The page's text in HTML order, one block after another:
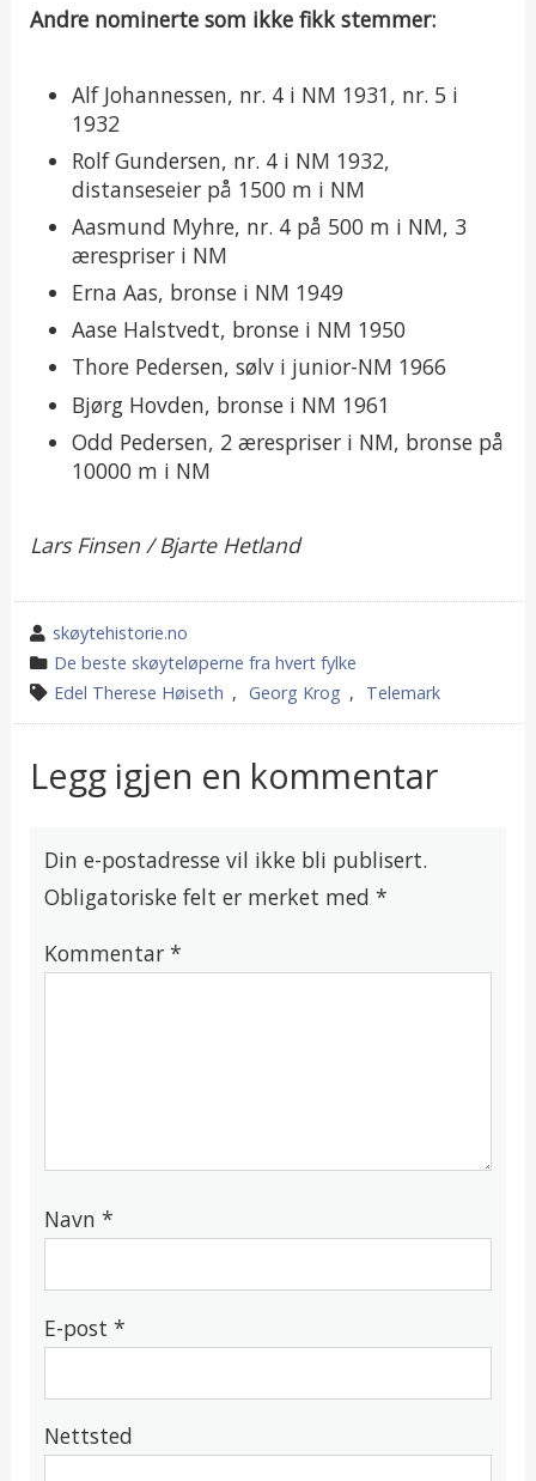
Andre nominerte som ikke fikk stemmer:
Alf Johannessen, nr. 4 i NM 1931, nr. 5 i
1932
Rolf Gundersen, nr. 4 i NM 1932,
distanseseier på 1500 m i NM
Aasmund Myhre, nr. 4 på 500 m i NM, 3
ærespriser i NM
Erna Aas, bronse i NM 1949
Aase Halstvedt, bronse i NM 1950
Thore Pedersen, sølv i junior-NM 1966
Bjørg Hovden, bronse i NM 1961
Odd Pedersen, 2 ærespriser i NM, bronse på
10000 m i NM
Lars Finsen / Bjarte Hetland
wrote
by
skøytehistorie.no
category
in
De beste skøyteløperne fra hvert fylke
tagged
Edel Therese Høiseth , Georg Krog , Telemark
Legg igjen en kommentar
Din e-postadresse vil ikke bli publisert.
Obligatoriske felt er merket med *
Kommentar *
Navn *
E-post *
Nettsted